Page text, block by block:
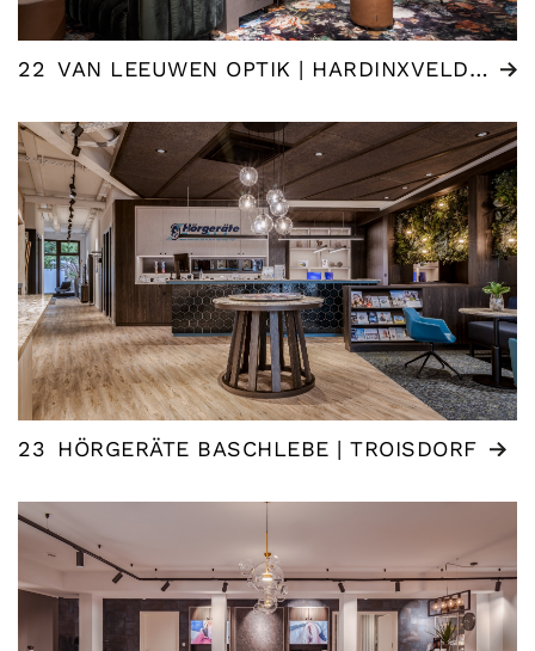
22 VAN LEEUWEN OPTIK | HARDINXVELD-GIESSENDAM (NL)
23 HÖRGERÄTE BASCHLEBE | TROISDORF